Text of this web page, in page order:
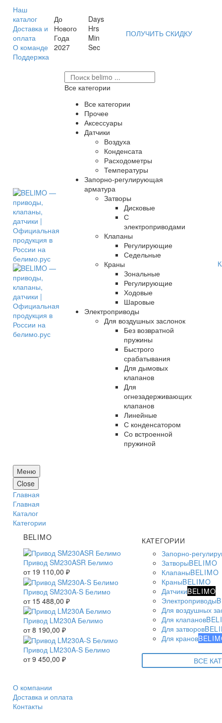
Наш
каталог
Доставка и
оплата
О команде
Поддержка
До
Нового
Года
2027
Days
Hrs
Min
Sec
ПОЛУЧИТЬ СКИДКУ
Все категории
Все категории
Прочее
Аксессуары
Датчики
Воздуха
Конденсата
Расходометры
Температуры
Запорно-регулирующая
арматура
Затворы
Дисковые
С
электроприводами
Клапаны
Регулирующие
Седельные
Краны
Зональные
Регулирующие
Ходовые
Шаровые
Электроприводы
Для воздушных заслонок
Без возвратной
пружины
Быстрого
срабатывания
Для дымовых
клапанов
Для
огнезадерживающих
клапанов
Линейные
С конденсатором
Со встроенной
пружиной
Меню
Close
Главная
Главная
Каталог
Категории
BELIMO
Привод SM230ASR Белимо
от 19 110,00 ₽
Привод SM230A-S Белимо
от 15 488,00 ₽
Привод LM230A Белимо
от8 190,00 ₽
Привод LM230A-S Белимо
от9 450,00 ₽
КАТЕГОРИИ
Запорно-
ЗатворыBELIMO
КлапаныBELIMO
КраныBELIMO
ДатчикиBELIMO
Электроприводы
Для воздушных
Для клапанов
Для затворов
Для кранов
ВСЕ
О компании
Доставка и оплата
Контакты